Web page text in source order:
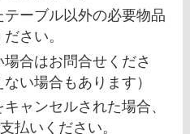
ーブル以外の必要物品
さい。
合はお問合せくださ
い場合もあります）
ャンセルされた場合、
払いください。